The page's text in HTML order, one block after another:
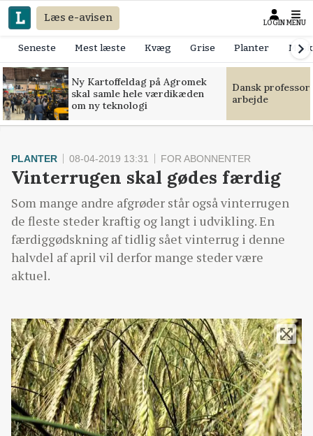
Læs e-avisen LOGIN MENU
Seneste Mest læste Kvæg Grise Planter
Ny Kartoffeldag på Agromek
skal samle hele værdikæden
om ny teknologi
Dansk
arbejde
PLANTER 08-04-2019 13:31 FOR ABONNENTER
Vinterrugen skal gødes færdig
Som mange andre afgrøder står også vinterrugen
de fleste steder kraftig og langt i udvikling. En
færdiggødskning af tidlig sået vinterrug i denne
halvdel af april vil derfor mange steder være
aktuel.